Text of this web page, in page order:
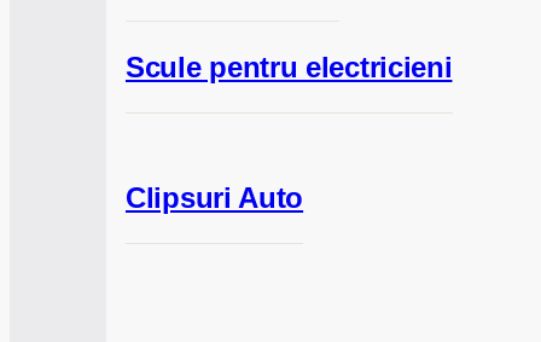
Scule pentru electricieni
Clipsuri Auto